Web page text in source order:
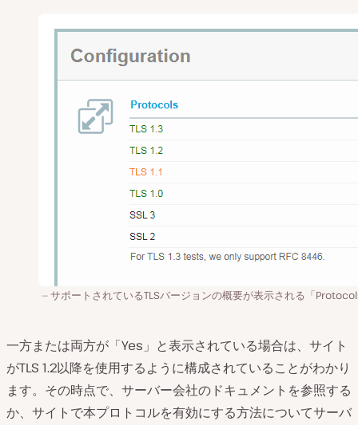
サポートされているTLSバージョンの概要が表示される「
一方または両方が「Yes」と表示されている場合は、サイト
がTLS 1.2以降を使用するように構成されていることがわかり
ます。その時点で、サーバー会社のドキュメントを参照する
か、サイトで本プロトコルを有効にする方法についてサーバ